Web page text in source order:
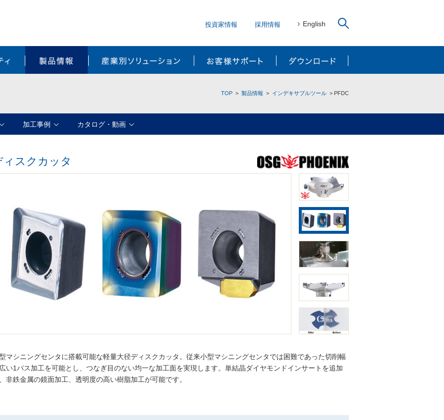
投資家情報 採用情報 English
TOP 製品情報 インデキサブルツール PFDC
加工事例 カタログ・動画
ィスクカッタ
マシニングセンタに搭載可能な軽量大径ディスクカッタ。従来小型マシニングセンタでは困難であった切削幅
い1パス加工を可能とし、つなぎ目のない均一な加工面を実現します。単結晶ダイヤモンドインサートを追加
非鉄金属の鏡面加工、透明度の高い樹脂加工が可能です。